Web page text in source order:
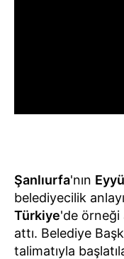
Şanlıurfa'nın
belediyecilik
Türkiye'de örneği
attı. Belediye
talimatıyla